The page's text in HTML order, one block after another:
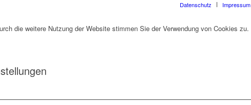
Datenschutz Impressum
die weitere Nutzung der Website stimmen Sie der Verwendung von Cookies zu.